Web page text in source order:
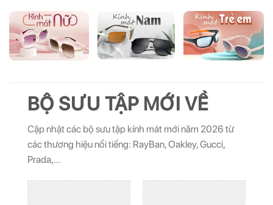
BỘ SƯU TẬP MỚI VỀ
Cập nhật các bộ sưu tập kính mát mới năm 2026 từ
các thương hiệu nổi tiếng: RayBan, Oakley, Gucci,
Prada,…